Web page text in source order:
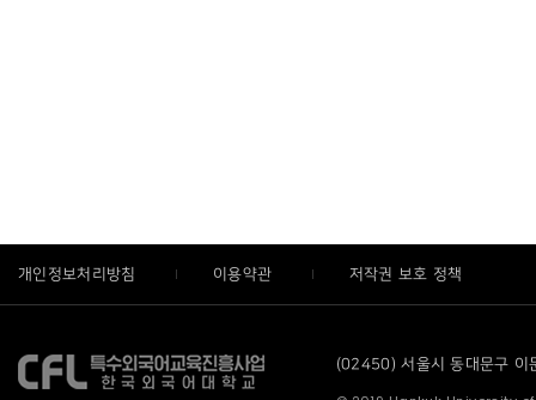
개인정보처리방침 이용약관 저작권 보호 정책
(02450) 서울시 동대문구